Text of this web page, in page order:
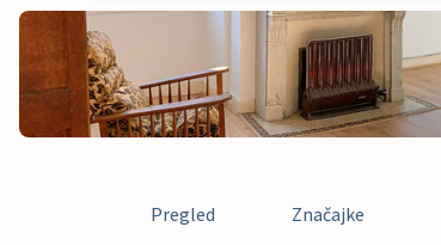
Pregled Značajke